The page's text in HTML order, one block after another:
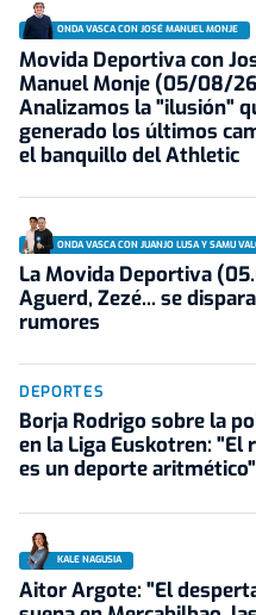
ONDA VASCA CON JOSÉ MANUEL MONJE
Movida Deportiva con
Manuel Monje (05/08/
Analizamos la "ilusión"
generado los últimos
el banquillo del Athletic
ONDA VASCA CON JUANJO LUSA Y SAMU
La Movida Deportiva
Aguerd, Zezé... se
rumores
DEPORTES
Borja Rodrigo sobre la
en la Liga Euskotren: "El
es un deporte aritmético"
KALE NAGUSIA
Aitor Argote: "El